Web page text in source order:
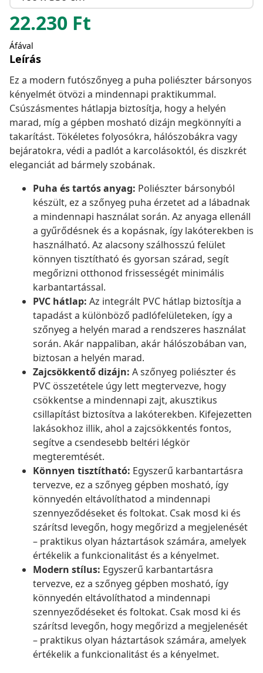
22.230 Ft
Áfával
Leírás
Ez a modern futószőnyeg a puha poliészter bársonyos
kényelmét ötvözi a mindennapi praktikummal.
Csúszásmentes hátlapja biztosítja, hogy a helyén
marad, míg a gépben mosható dizájn megkönnyíti a
takarítást. Tökéletes folyosókra, hálószobákra vagy
bejáratokra, védi a padlót a karcolásoktól, és diszkrét
eleganciát ad bármely szobának.
Puha és tartós anyag: Poliészter bársonyból
készült, ez a szőnyeg puha érzetet ad a lábadnak
a mindennapi használat során. Az anyaga ellenáll
a gyűrődésnek és a kopásnak, így lakóterekben is
használható. Az alacsony szálhosszú felület
könnyen tisztítható és gyorsan szárad, segít
megőrizni otthonod frissességét minimális
karbantartással.
PVC hátlap: Az integrált PVC hátlap biztosítja a
tapadást a különböző padlófelületeken, így a
szőnyeg a helyén marad a rendszeres használat
során. Akár nappaliban, akár hálószobában van,
biztosan a helyén marad.
Zajcsökkentő dizájn: A szőnyeg poliészter és
PVC összetétele úgy lett megtervezve, hogy
csökkentse a mindennapi zajt, akusztikus
csillapítást biztosítva a lakóterekben. Kifejezetten
lakásokhoz illik, ahol a zajcsökkentés fontos,
segítve a csendesebb beltéri légkör
megteremtését.
Könnyen tisztítható: Egyszerű karbantartásra
tervezve, ez a szőnyeg gépben mosható, így
könnyedén eltávolíthatod a mindennapi
szennyeződéseket és foltokat. Csak mosd ki és
szárítsd levegőn, hogy megőrizd a megjelenését
– praktikus olyan háztartások számára, amelyek
értékelik a funkcionalitást és a kényelmet.
Modern stílus: Egyszerű karbantartásra
tervezve, ez a szőnyeg gépben mosható, így
könnyedén eltávolíthatod a mindennapi
szennyeződéseket és foltokat. Csak mosd ki és
szárítsd levegőn, hogy megőrizd a megjelenését
– praktikus olyan háztartások számára, amelyek
értékelik a funkcionalitást és a kényelmet.